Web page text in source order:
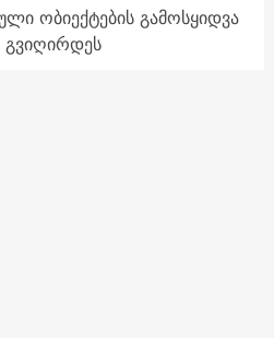
ობიექტების გამოსყიდვა
გვიღირდეს